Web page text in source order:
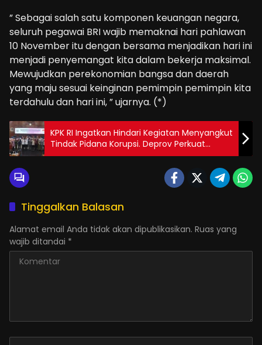
” Sebagai salah satu komponen keuangan negara,
seluruh pegawai BRI wajib memaknai hari pahlawan
10 November itu dengan bersama menjadikan hari ini
menjadi penyemangat kita dalam bekerja maksimal.
Mewujudkan perekonomian bangsa dan daerah
yang maju sesuai keinginan pemimpin pemimpin kita
terdahulu dan hari ini, ” ujarnya. (*)
KPK RI Ingatkan Hindari Kegiatan Menyangkut
Tindak Pidana Korupsi. Deprov Perkuat
Fungsi Koordinasi
Tinggalkan Balasan
Alamat email Anda tidak akan dipublikasikan. Ruas yang
wajib ditandai *